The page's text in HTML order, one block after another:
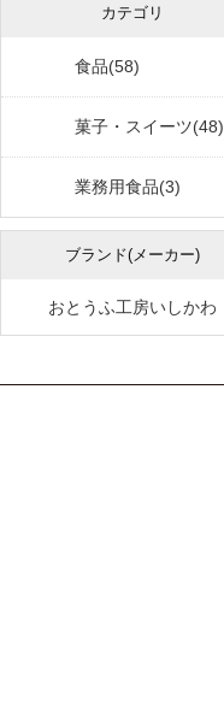
カテゴリ
食品(58)
菓子・スイーツ(48)
業務用食品(3)
ブランド(メーカー)
おとうふ工房いしかわ